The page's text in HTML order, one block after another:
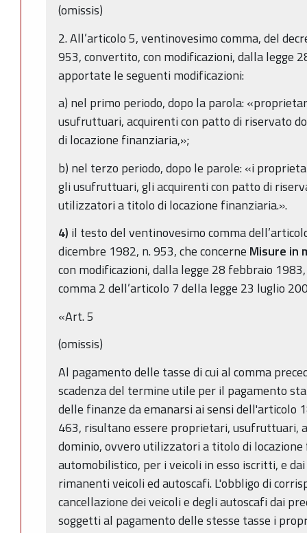
(omissis)
2. All’articolo 5, ventinovesimo comma, del
953, convertito, con modificazioni, dalla legge
apportate le seguenti modificazioni:
a) nel primo periodo, dopo la parola:
usufruttuari, acquirenti con patto di riservato
di locazione finanziaria,»;
b) nel terzo periodo, dopo le parole: «i
gli usufruttuari, gli acquirenti con patto di
utilizzatori a titolo di locazione finanziaria.».
4) il testo del ventinovesimo comma
dicembre 1982, n. 953, che concerne Misure in
con modificazioni, dalla legge 28 febbraio
comma 2 dell’articolo 7 della legge 23 luglio
«Art. 5
(omissis)
Al pagamento delle tasse di cui al comma
scadenza del termine utile per il pagamento
delle finanze da emanarsi ai sensi dell'articolo
463, risultano essere proprietari, usufruttuari,
dominio, ovvero utilizzatori a titolo di
automobilistico, per i veicoli in esso iscritti, e
rimanenti veicoli ed autoscafi. L'obbligo di
cancellazione dei veicoli e degli autoscafi dai
soggetti al pagamento delle stesse tasse i